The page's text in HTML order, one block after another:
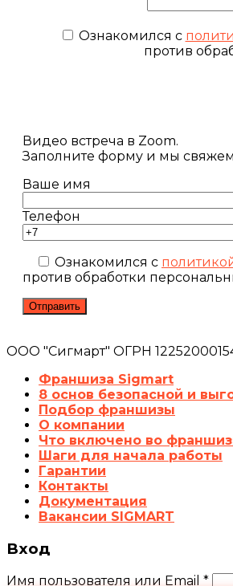
Ознакомился с
против
Видео встреча в Zoom.
Заполните форму и мы
Ваше имя
Телефон
Ознакомился с
против обработки
ООО "Сигмарт" ОГРН
Франшиза Sigmart
8 основ безопасной и
Подбор франшизы
О компании
Что включено во
Шаги для начала работы
Гарантии
Контакты
Документация
Вакансии SIGMART
Вход
Имя пользователя или Email *